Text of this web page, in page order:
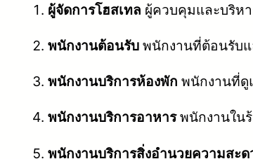
ผู้จัดการโฮสเทล ผู้ควบคุมและบริห
พนักงานต้อนรับ พนักงานที่ต้อนรับ
พนักงานบริการห้องพัก พนักงานที่ดู
พนักงานบริการอาหารพนักงานใน
พนักงานบริการสิ่งอำนวยความสะด